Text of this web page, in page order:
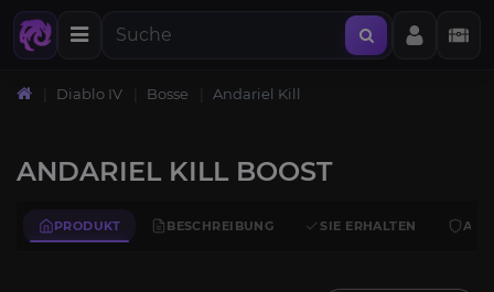
Diablo IV Bosse Andariel Kill
ANDARIEL KILL BOOST
PRODUKT BESCHREIBUNG SIE ERHALTEN